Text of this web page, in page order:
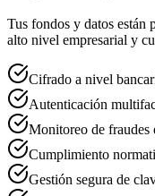
Tus fondos y datos están
alto nivel empresarial y
Cifrado a nivel
Autenticación
Monitoreo de fraudes
Cumplimiento
Gestión segura de